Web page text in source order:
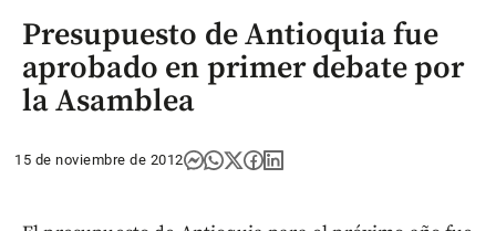
Presupuesto de Antioquia fue
aprobado en primer debate por
la Asamblea
15 de noviembre de 2012